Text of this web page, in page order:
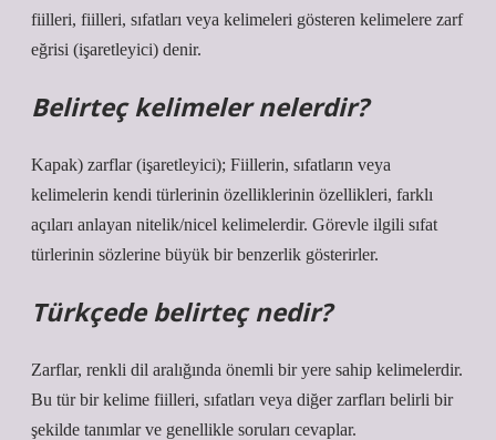
fiilleri, fiilleri, sıfatları veya kelimeleri gösteren kelimelere zarf
eğrisi (işaretleyici) denir.
Belirteç kelimeler nelerdir?
Kapak) zarflar (işaretleyici); Fiillerin, sıfatların veya
kelimelerin kendi türlerinin özelliklerinin özellikleri, farklı
açıları anlayan nitelik/nicel kelimelerdir. Görevle ilgili sıfat
türlerinin sözlerine büyük bir benzerlik gösterirler.
Türkçede belirteç nedir?
Zarflar, renkli dil aralığında önemli bir yere sahip kelimelerdir.
Bu tür bir kelime fiilleri, sıfatları veya diğer zarfları belirli bir
şekilde tanımlar ve genellikle soruları cevaplar.